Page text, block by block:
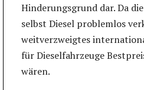
Hinderungsgrund dar. Da
selbst Diesel problemlos
weitverzweigtes
für Dieselfahrzeuge
wären.